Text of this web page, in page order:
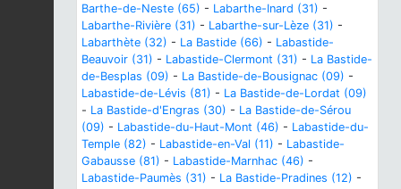
Barthe-de-Neste (65) - Labarthe-Inard (31) -
Labarthe-Rivière (31) - Labarthe-sur-Lèze (31) -
Labarthète (32) - La Bastide (66) - Labastide-
Beauvoir (31) - Labastide-Clermont (31) - La Bastide-
de-Besplas (09) - La Bastide-de-Bousignac (09) -
Labastide-de-Lévis (81) - La Bastide-de-Lordat (09)
- La Bastide-d'Engras (30) - La Bastide-de-Sérou
(09) - Labastide-du-Haut-Mont (46) - Labastide-du-
Temple (82) - Labastide-en-Val (11) - Labastide-
Gabausse (81) - Labastide-Marnhac (46) -
Labastide-Paumès (31) - La Bastide-Pradines (12) -